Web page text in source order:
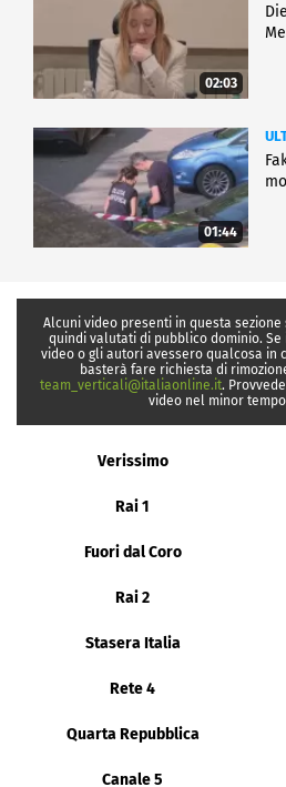
02:03
01:44
Alcuni video presenti in questa
quindi valutati di pubblico dominio.
video o gli autori avessero qualcosa in
basterà fare richiesta di
team_verticali@italiaonline.it.
video nel minor
Verissimo
Rai 1
Fuori dal Coro
Rai 2
Stasera Italia
Rete 4
Quarta Repubblica
Canale 5